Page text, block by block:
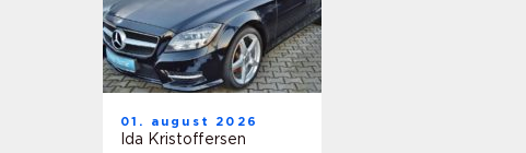
01. august 2026
Ida Kristoffersen